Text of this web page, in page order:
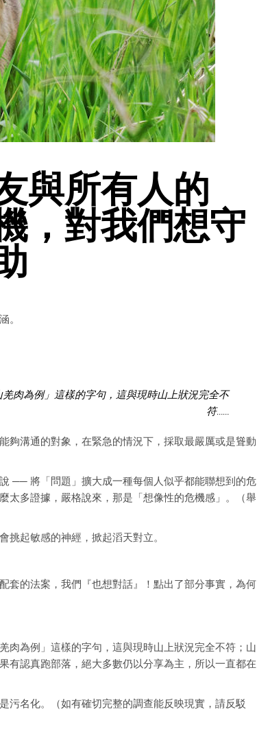
與所有人的
，對我們想守
。
肉為例」這樣的字句，這與現時山上狀況完全不
符……
夠溝通的對象，在緊急的情況下，採取最嚴厲或是聳動
── 將「問題」擴大成一種每個人似乎都能聯想到的危
太多證據，嚴格說來，那是「想像性的危機感」。（舉
起敏感的神經，掀起滔天對立。
套的法案，我們『也想對話』！點出了部分事實，為何
肉為例」這樣的字句，這與現時山上狀況完全不符；山
有認真跑部落，絕大多數仍以分享為主，所以一直都在
污名化。（如有確切完整的調查能反映現實，請反駁